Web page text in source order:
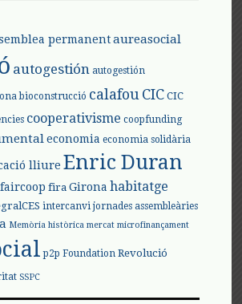
permanent aureasocial
autogestión autogestión
bioconstrucció calafouCIC CIC
cooperativisme coopfunding
economia economia solidària
lliure Enric Duran
faircoop fira Girona habitatge
intercanvi jornades assembleàries
Memòria històrica mercat microfinançament
p2p Foundation Revolució
SSPC